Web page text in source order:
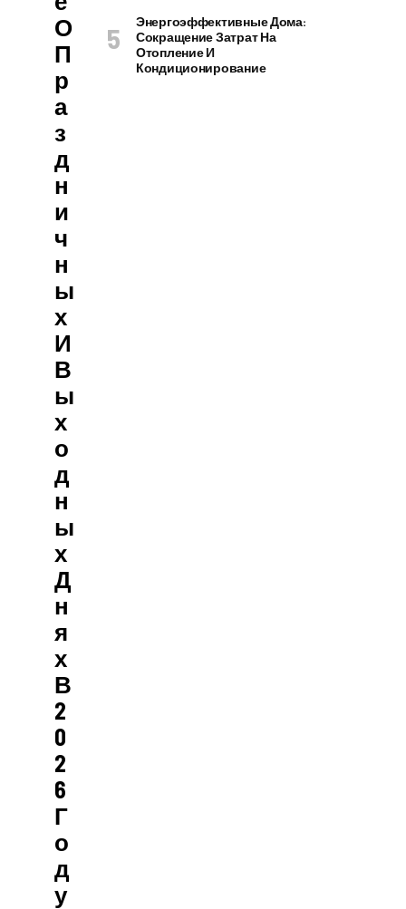
О
П
Р
А
З
Д
Н
И
Ч
Н
Ы
Х
И
В
Ы
Х
О
Д
Н
Ы
Х
Д
Н
Я
Х
В
2
0
2
6
Г
О
Д
У
Энергоэффективные Дома:
Сокращение Затрат На
Отопление И
Кондиционирование